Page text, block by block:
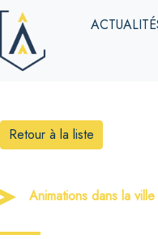
Retour à la liste
Animations dans la ville